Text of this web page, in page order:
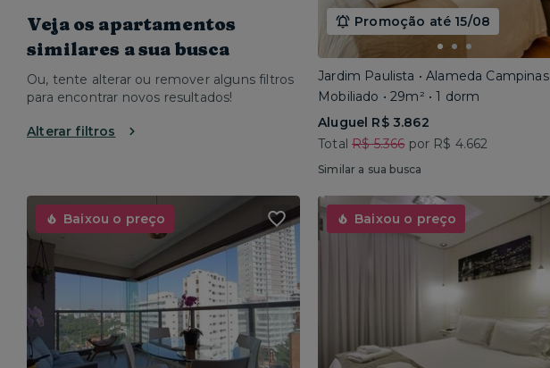
Veja os apartamentos
similares a sua busca
Ou, tente alterar ou remover alguns filtros
para encontrar novos resultados!
Alterar filtros
Promoção até 15/08
Jardim Paulista • Alameda Campinas
Mobiliado • 29m² • 1 dorm
Aluguel R$ 3.862
TotalR$ 5.366por R$ 4.662
Similar a sua busca
Baixou o preço Baixou o preço